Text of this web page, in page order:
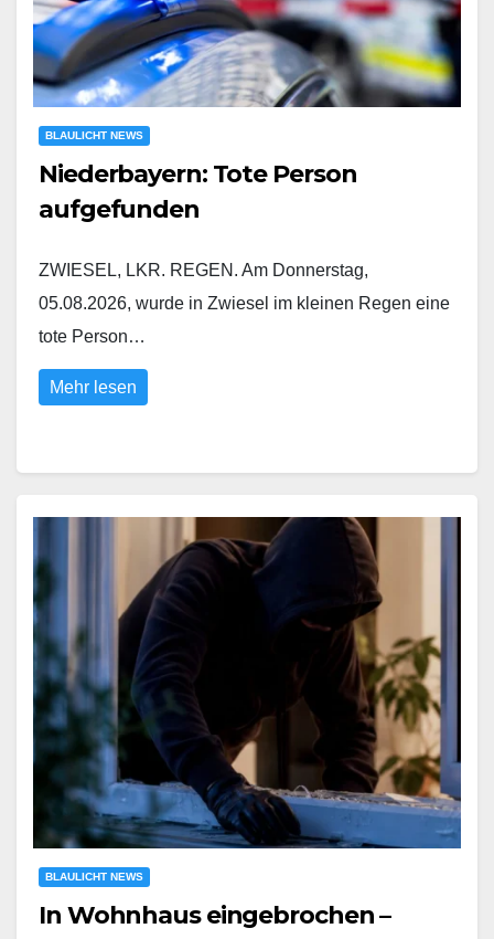
BLAULICHT NEWS
Niederbayern: Tote Person
aufgefunden
ZWIESEL, LKR. REGEN. Am Donnerstag,
05.08.2026, wurde in Zwiesel im kleinen Regen eine
tote Person…
Mehr lesen
BLAULICHT NEWS
In Wohnhaus eingebrochen –